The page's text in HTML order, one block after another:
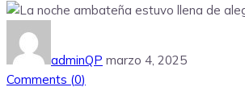
adminQP marzo 4, 2025
Comments (0)